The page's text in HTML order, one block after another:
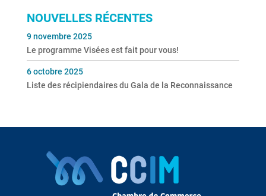
NOUVELLES RÉCENTES
Le programme Visées est fait pour vous!
9 novembre 2025
Liste des récipiendaires du Gala de la Reconnaissance
6 octobre 2025